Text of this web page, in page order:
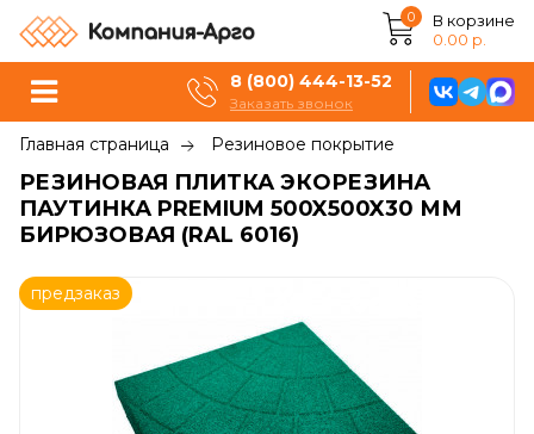
0
В корзине
0.00 р.
8 (800) 444-13-52
Заказать звонок
Главная страница Резиновое покрытие
РЕЗИНОВАЯ ПЛИТКА ЭКОРЕЗИНА
ПАУТИНКА PREMIUM 500X500X30 ММ
БИРЮЗОВАЯ (RAL 6016)
предзаказ